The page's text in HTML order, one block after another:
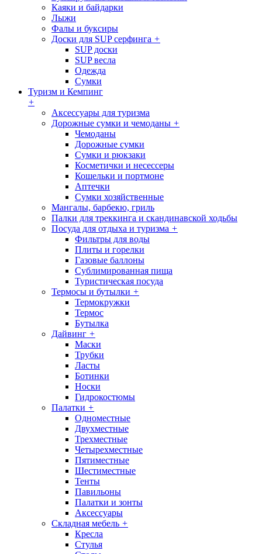
Каяки и байдарки
Лыжи
Фалы и буксиры
Доски для SUP серфинга +
SUP доски
SUP весла
Одежда
Сумки
Туризм и Кемпинг
+
Аксессуары для туризма
Дорожные сумки и чемоданы +
Чемоданы
Дорожные сумки
Сумки и рюкзаки
Косметички и несессеры
Кошельки и портмоне
Аптечки
Сумки хозяйственные
Мангалы, барбекю, гриль
Палки для треккинга и скандинавской ходьбы
Посуда для отдыха и туризма +
Фильтры для воды
Плиты и горелки
Газовые баллоны
Сублимированная пища
Туристическая посуда
Термосы и бутылки +
Термокружки
Термос
Бутылка
Дайвинг +
Маски
Трубки
Ласты
Ботинки
Носки
Гидрокостюмы
Палатки +
Одноместные
Двухместные
Трехместные
Четырехместные
Пятиместные
Шестиместные
Тенты
Павильоны
Палатки и зонты
Аксессуары
Складная мебель +
Кресла
Стулья